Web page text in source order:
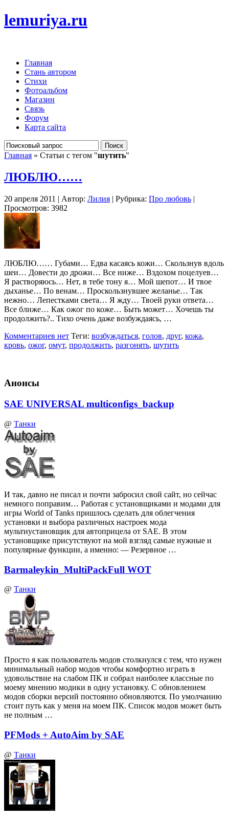
lemuriya.ru
Главная
Стань автором
Стихи
Фотоальбом
Магазин
Связь
Форум
Карта сайта
Главная » Статьи с тегом "шутить"
ЛЮБЛЮ……
20 апреля 2011 | Автор: Лилия | Рубрика: Про любовь |
Просмотров: 3982
ЛЮБЛЮ…… Губами… Едва касаясь кожи… Скользнув вдоль
шеи… Довести до дрожи… Все ниже… Вздохом поцелуев…
Я растворяюсь… Нет, в тебе тону я… Мой шепот… И твое
дыханье… По венам… Проскользнувшее желанье… Так
нежно… Лепестками света… Я жду… Твоей руки ответа…
Все ближе… Как ожог по коже… Быть может… Хочешь ты
продолжить?.. Тихо очень даже возбуждаясь, …
Комментариев нет Теги: возбуждаться, голов, друг, кожа,
кровь, ожог, омут, продолжить, разгонять, шутить
Анонсы
SAE UNIVERSAL multiconfigs_backup
@ Танки
И так, давно не писал и почти забросил свой сайт, но сейчас
немного поправим… Работая с установщиками и модами для
игры World of Tanks пришлось сделать для облегчения
установки и выбора различных настроек мода
мультиустановщик для автоприцела от SAE. В этом
установщике присутствуют на мой взгляд самые нужные и
популярные функции, а именно: — Резервное …
Barmaleykin_MultiPackFull WOT
@ Танки
Просто я как пользователь модов столкнулся с тем, что нужен
минимальный набор модов чтобы комфортно играть в
удовольствие на слабом ПК и собрал наиболее классные по
моему мнению модики в одну установку. С обновлением
модов сборки версий постоянно обновляются. По умолчанию
стоит путь как у меня на моем ПК. Список модов может быть
не полным …
PFMods + AutoAim by SAE
@ Танки